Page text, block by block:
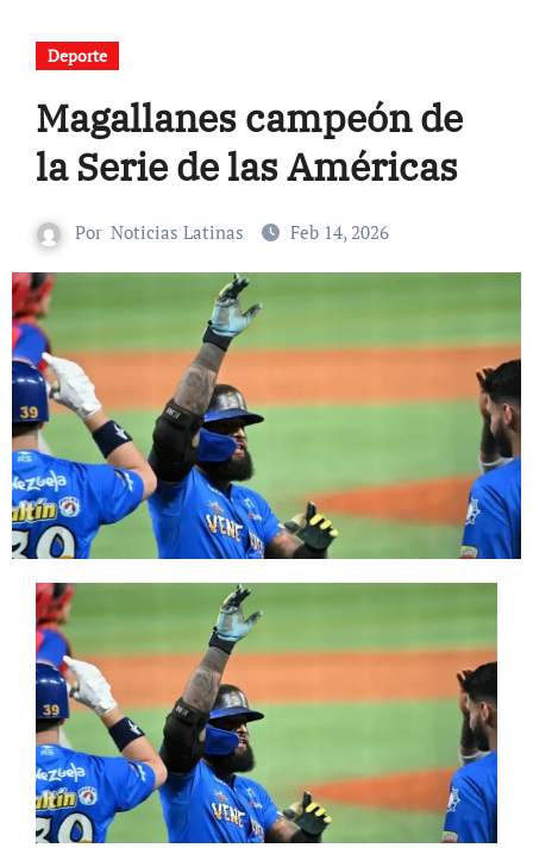
Deporte
Magallanes campeón de
la Serie de las Américas
Por Noticias Latinas Feb 14, 2026